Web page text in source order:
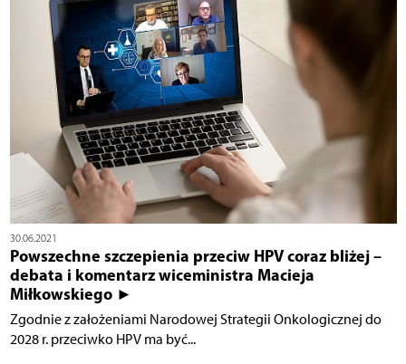
30.06.2021
Powszechne szczepienia przeciw HPV coraz bliżej –
debata i komentarz wiceministra Macieja
Miłkowskiego ►
Zgodnie z założeniami Narodowej Strategii Onkologicznej do
2028 r. przeciwko HPV ma być...